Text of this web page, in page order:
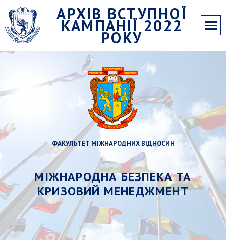
АРХІВ ВСТУПНОЇ
КАМПАНІЇ 2022
РОКУ
ФАКУЛЬТЕТ МІЖНАРОДНИХ ВІДНОСИН
МІЖНАРОДНА БЕЗПЕКА ТА
КРИЗОВИЙ МЕНЕДЖМЕНТ